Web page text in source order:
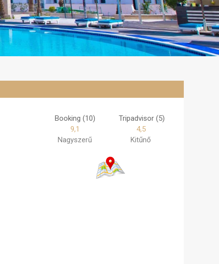
Booking (10)
9,1
Nagyszerű
Tripadvisor (5)
4,5
Kitűnő